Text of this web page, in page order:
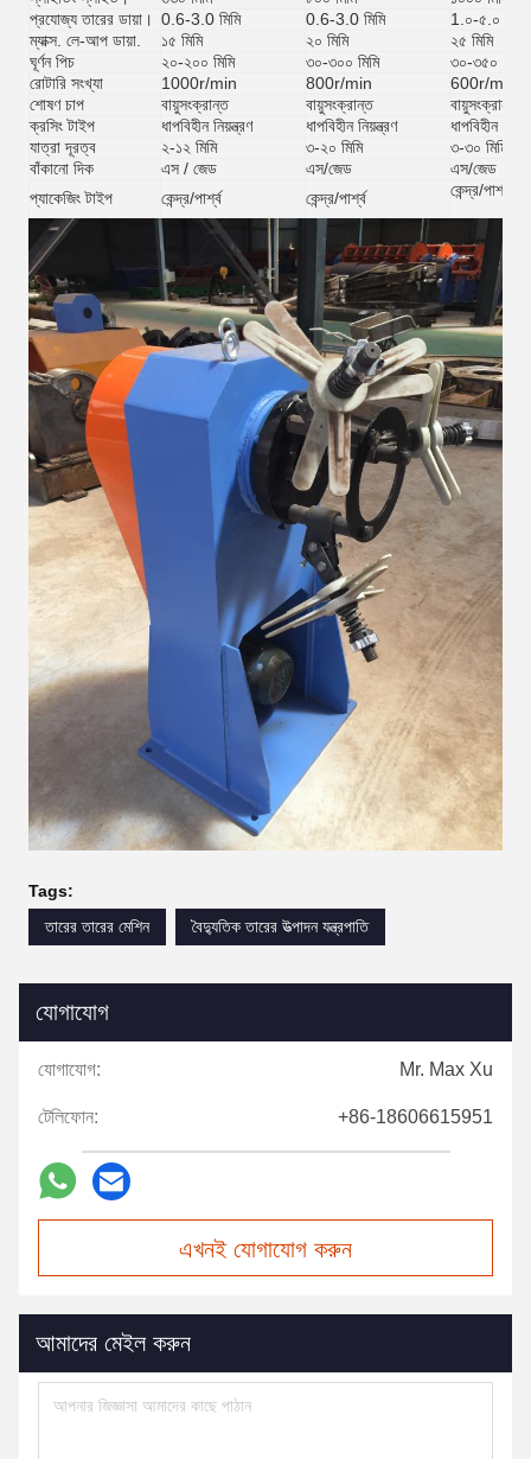
প্রযোজ্য তারের ডায়া। 0.6-3.0 মিমি 0.6-3.0 মিমি
1.০-৫.০ মিমি
ম্যাক্স. লে-আপ ডায়া.
১৫ মিমি ২০ মিমি
২৫ মিমি
ঘূর্ণন পিচ
২০-২০০ মিমি ৩০-৩০০ মিমি
৩০-৩৫০ মিমি
রোটারি সংখ্যা
1000r/min 800r/min
600r/min
শোষণ চাপ
বায়ুসংক্রান্ত বায়ুসংক্রান্ত
বায়ুসংক্রান্ত
ক্রসিং টাইপ
ধাপবিহীন নিয়ন্ত্রণ ধাপবিহীন নিয়ন্ত্রণ
ধাপবিহীন
যাত্রা দূরত্ব
২-১২ মিমি ৩-২০ মিমি
৩-৩০ মিমি
বাঁকানো দিক
এস / জেড এস/জেড
এস/জেড
প্যাকেজিং টাইপ
কেন্দ্র/পার্শ্ব কেন্দ্র/পার্শ্ব কেন্দ্র/পার্শ্ব
Tags:
তারের তারের মেশিন
বৈদ্যুতিক তারের উত্পাদন যন্ত্রপাতি
যোগাযোগ
যোগাযোগ: Mr. Max Xu
টেলিফোন: +86-18606615951
এখনই যোগাযোগ করুন
আমাদের মেইল করুন